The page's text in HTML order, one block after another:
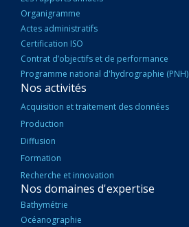
Organigramme
Actes administratifs
Certification ISO
Contrat d’objectifs et de performance
Programme national d'hydrographie (PNH)
Nos activités
Acquisition et traitement des données
Production
Diffusion
Formation
Recherche et innovation
Nos domaines d'expertise
Bathymétrie
Océanographie